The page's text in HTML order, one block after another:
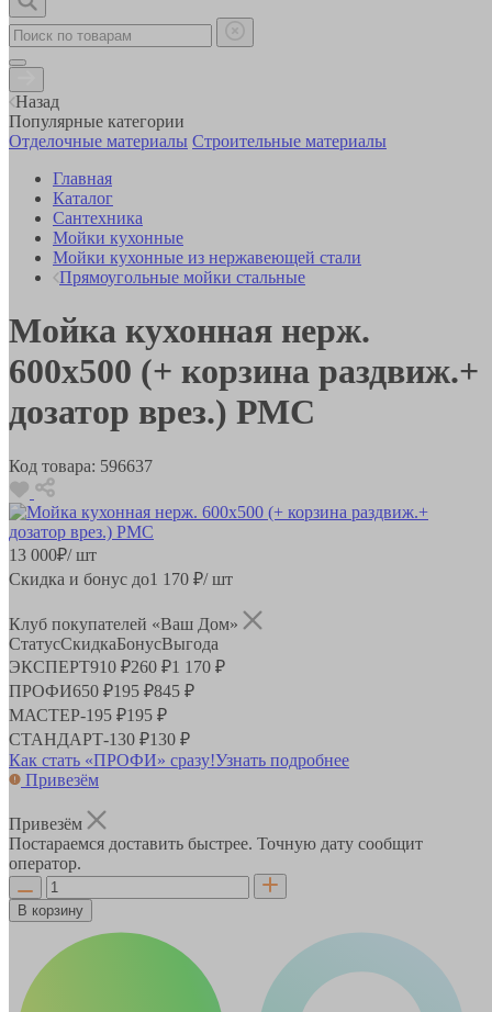
Назад
Популярные категории
Отделочные материалы Строительные материалы
Главная
Каталог
Сантехника
Мойки кухонные
Мойки кухонные из нержавеющей стали
Прямоугольные мойки стальные
Мойка кухонная нерж.
600x500 (+ корзина раздвиж.+
дозатор врез.) РМС
Код товара: 596637
13 000₽/ шт
Скидка и бонус до1 170 ₽/ шт
Клуб покупателей «Ваш Дом»
СтатусСкидкаБонусВыгода
ЭКСПЕРТ910 ₽260 ₽1 170 ₽
ПРОФИ650 ₽195 ₽845 ₽
МАСТЕР-195 ₽195 ₽
СТАНДАРТ-130 ₽130 ₽
Как стать «ПРОФИ» сразу!Узнать подробнее
Привезём
Привезём
Постараемся доставить быстрее. Точную дату сообщит
оператор.
В корзину